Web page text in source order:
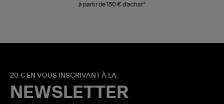
à partir de 150 € d'achat*
20 € EN VOUS INSCRIVANT À LA
NEWSLETTER